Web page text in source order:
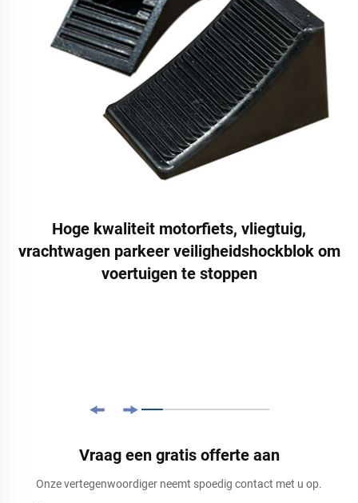
Hoge kwaliteit motorfiets, vliegtuig,
vrachtwagen parkeer veiligheidshockblok om
voertuigen te stoppen
Vraag een gratis offerte aan
Onze vertegenwoordiger neemt spoedig contact met u op.